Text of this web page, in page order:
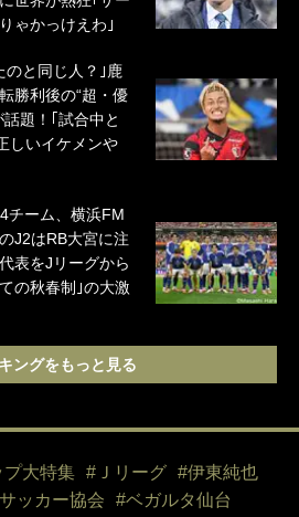
ゃかっけえわ｣
のと同じ人？｣鹿
勝利後の“超・優
題！｢試合中と
しいイケメンや
チーム、横浜FM
J2はRB大宮に注
表をJリーグから
の秋春制｣の大激
ングをもっと見る
大特集 #Ｊリーグ
#伊東純也
ッカー協会
#ベガルタ仙台